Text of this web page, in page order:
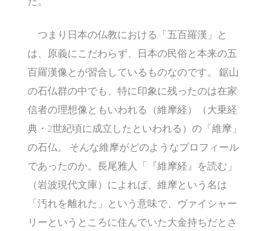
つまり日本の仏教における「五百羅漢」と
は、原義にこだわらず、日本の民俗と本来の五
百羅漢像とが習合しているものなのです。 鋸山
の石仏群の中でも、特に印象に残ったのは在家
信者の理想像ともいわれる（維摩経）（大乗経
典・2世紀頃に成立したといわれる）の「維摩」
の石仏。 そんな維摩がどのようなプロフィール
であったのか。長尾雅人「『維摩経』を読む」
（岩波現代文庫）によれば、維摩という名は
「汚れを離れた」という意味で、ヴァイシャー
リーというところに住んでいた大金持ちだとさ